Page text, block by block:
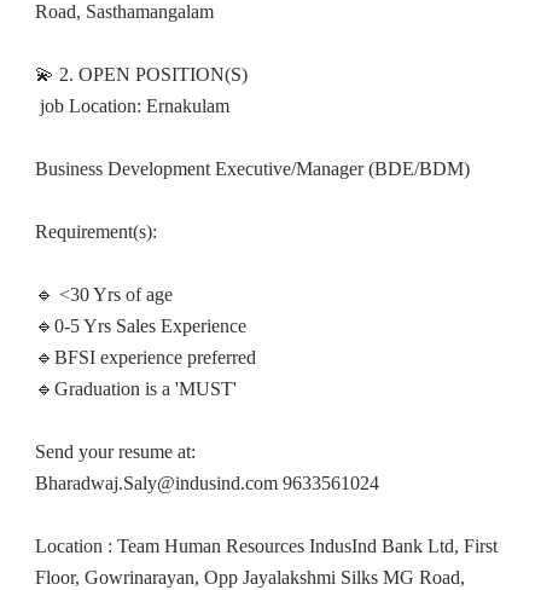
Road, Sasthamangalam
💫 2. OPEN POSITION(S)
job Location: Ernakulam
Business Development Executive/Manager (BDE/BDM)
Requirement(s):
🔹 <30 Yrs of age
🔹0-5 Yrs Sales Experience
🔹BFSI experience preferred
🔹Graduation is a 'MUST'
Send your resume at:
Bharadwaj.Saly@indusind.com 9633561024
Location : Team Human Resources IndusInd Bank Ltd, First
Floor, Gowrinarayan, Opp Jayalakshmi Silks MG Road,